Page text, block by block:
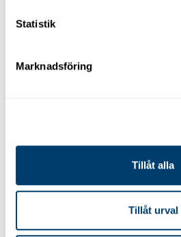
Statistik
Marknadsföring
Tillåt alla
Tillåt urval
Oavsett dina behov väntar bilen du
Njut av flexibla
hyra ett fordon för en längre